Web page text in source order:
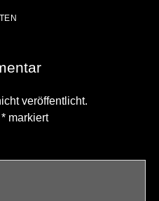
veröffentlicht.
*markiert